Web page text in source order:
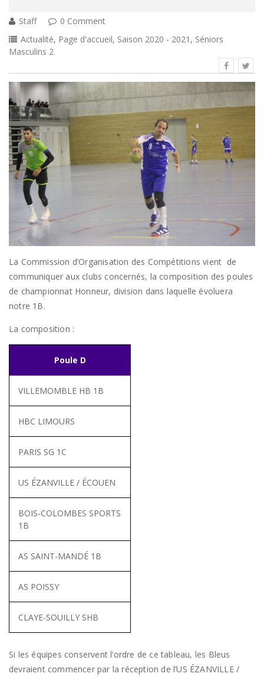
Staff
0 Comment
Actualité, Page d'accueil, Saison 2020 - 2021 , Séniors
Masculins 2
La Commission d’Organisation des Compétitions vient de
communiquer aux clubs concernés, la composition des poules
de championnat Honneur, division dans laquelle évoluera
notre 1B.
La composition :
Poule D
VILLEMOMBLE HB 1B
HBC LIMOURS
PARIS SG 1C
US ÉZANVILLE / ÉCOUEN
BOIS-COLOMBES SPORTS
1B
AS SAINT-MANDÉ 1B
AS POISSY
CLAYE-SOUILLY SHB
Si les équipes conservent l’ordre de ce tableau, les Bleus
devraient commencer par la réception de l’US ÉZANVILLE /